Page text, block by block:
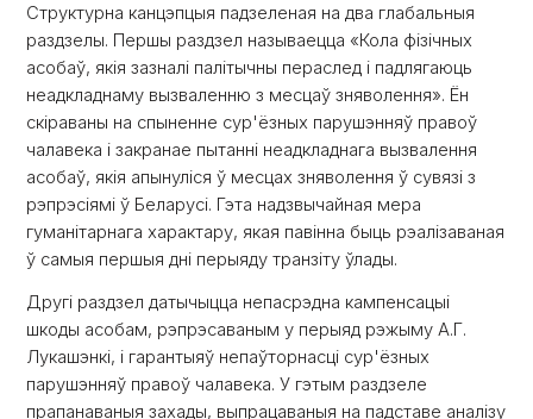
Структурна канцэпцыя падзеленая на два глабальныя
раздзелы. Першы раздзел называецца «Кола фізічных
асобаў, якія зазналі палітычны пераслед і падлягаюць
неадкладнаму вызваленню з месцаў зняволення». Ён
скіраваны на спыненне сур'ёзных парушэнняў правоў
чалавека і закранае пытанні неадкладнага вызвалення
асобаў, якія апынуліся ў месцах зняволення ў сувязі з
рэпрэсіямі ў Беларусі. Гэта надзвычайная мера
гуманітарнага характару, якая павінна быць рэалізаваная
ў самыя першыя дні перыяду транзіту ўлады.
Другі раздзел датычыцца непасрэдна кампенсацыі
шкоды асобам, рэпрэсаваным у перыяд рэжыму А.Г.
Лукашэнкі, і гарантыяў непаўторнасці сур'ёзных
парушэнняў правоў чалавека. У гэтым раздзеле
прапанаваныя захады, выпрацаваныя на падставе аналізу